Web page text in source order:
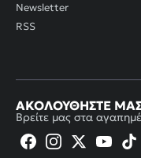
Newsletter
RSS
ΑΚΟΛΟΥΘΉΣΤΕ
Βρείτε μας στα